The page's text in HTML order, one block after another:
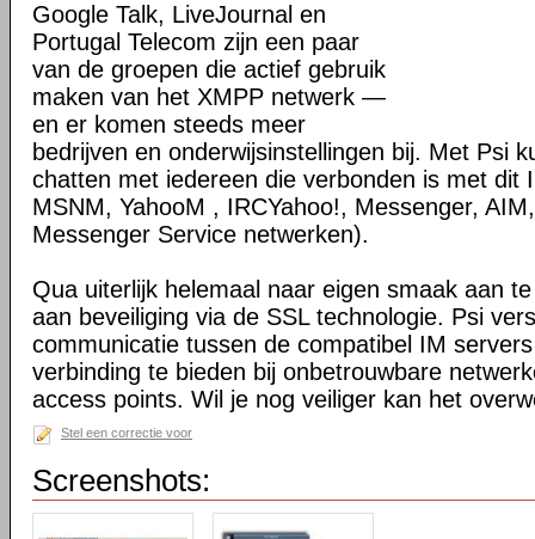
Google Talk, LiveJournal en
Portugal Telecom zijn een paar
van de groepen die actief gebruik
maken van het XMPP netwerk —
en er komen steeds meer
bedrijven en onderwijsinstellingen bij. Met Psi
chatten met iedereen die verbonden is met dit
MSNM, YahooM , IRCYahoo!, Messenger,
Messenger Service netwerken).
Qua uiterlijk helemaal naar eigen smaak aan
aan beveiliging via de SSL technologie. Psi
communicatie tussen de compatibel IM
verbinding te bieden bij onbetrouwbare
access points. Wil je nog veiliger kan het
Stel een correctie voor
Screenshots: